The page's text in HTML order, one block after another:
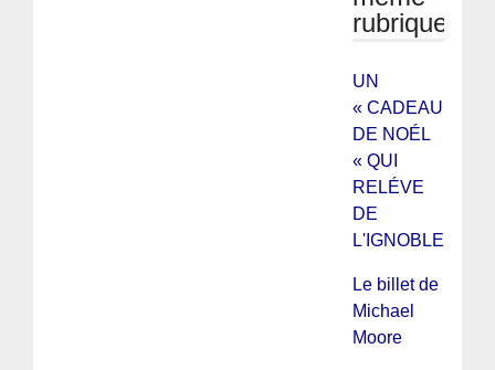
rubrique
UN
« CADEAU
DE NOÉL
« QUI
RELÉVE
DE
L'IGNOBLE !
Le billet de
Michael
Moore